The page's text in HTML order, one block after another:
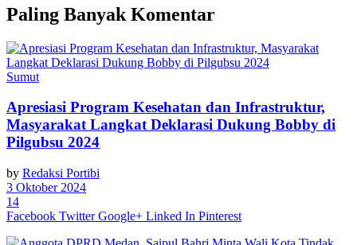
Paling Banyak Komentar
Sumut
Apresiasi Program Kesehatan dan Infrastruktur,
Masyarakat Langkat Deklarasi Dukung Bobby di
Pilgubsu 2024
by Redaksi Portibi
3 Oktober 2024
14
Facebook Twitter Google+ Linked In Pinterest